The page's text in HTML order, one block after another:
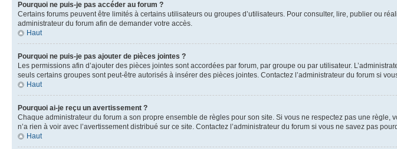
Pourquoi ne puis-je pas accéder au forum ?
Certains forums peuvent être limités à certains utilisateurs ou groupes d’utilisateurs. Pour consulter, lire, publier ou
administrateur du forum afin de demander votre accès.
Haut
Pourquoi ne puis-je pas ajouter de pièces jointes ?
Les permissions afin d’ajouter des pièces jointes sont accordées par forum, par groupe ou par utilisateur.
seuls certains groupes sont peut-être autorisés à insérer des pièces jointes. Contactez l’administrateur du forum si
Haut
Pourquoi ai-je reçu un avertissement ?
Chaque administrateur du forum a son propre ensemble de règles pour son site. Si vous ne respectez pas une
n’a rien à voir avec l’avertissement distribué sur ce site. Contactez l’administrateur du forum si vous ne savez pas
Haut